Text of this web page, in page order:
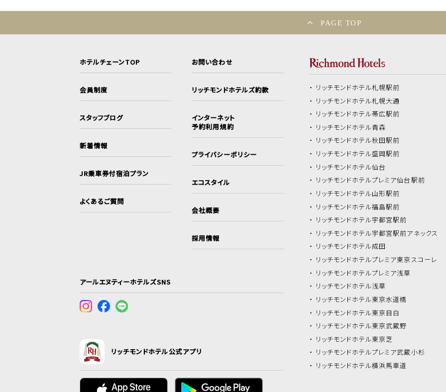
PAGE TOP
ホテルチェーンTOP
会員制度
スタッフブログ
新着情報
JR乗車券付宿泊プラン
よくあるご質問
お問い合わせ
リッチモンドホテルズ約款
インターネット
予約利用規約
プライバシーポリシー
エコスタイル
会社概要
採用情報
アールエヌティーホテルズSNS
リッチモンドホテル公式アプリ
リッチモンドホテル札幌駅前
リッチモンドホテル札幌大通
リッチモンドホテル帯広駅前
リッチモンドホテル青森
リッチモンドホテル秋田駅前
リッチモンドホテル盛岡駅前
リッチモンドホテル仙台
リッチモンドホテルプレミア仙台駅前
リッチモンドホテル山形駅前
リッチモンドホテル福島駅前
リッチモンドホテル宇都宮駅前
リッチモンドホテル宇都宮駅前アネックス
リッチモンドホテル成田
リッチモンドホテルプレミア東京スコーレ
リッチモンドホテルプレミア浅草
リッチモンドホテル浅草
リッチモンドホテル東京水道橋
リッチモンドホテル東京目白
リッチモンドホテル東京武蔵野
リッチモンドホテル東京芝
リッチモンドホテルプレミア武蔵小杉
リッチモンドホテル横浜馬車道